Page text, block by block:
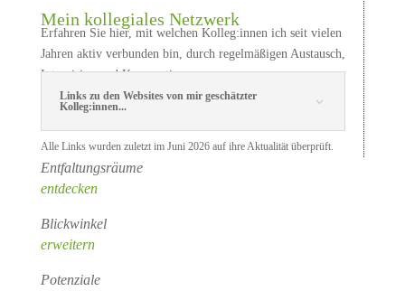
Mein kollegiales Netzwerk
Erfahren Sie hier, mit welchen Kolleg:innen ich seit vielen
Jahren aktiv verbunden bin, durch regelmäßigen Austausch,
Intervision und Kooperation.
Links zu den Websites von mir geschätzter
Kolleg:innen...
Alle Links wurden zuletzt im Juni 2026 auf ihre Aktualität überprüft.
Entfaltungsräume
entdecken
Blickwinkel
erweitern
Potenziale